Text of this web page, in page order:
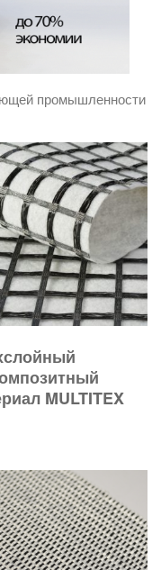
промышленности
MULTITEX